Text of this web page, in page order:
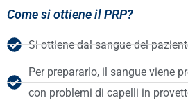
Come si ottiene il PRP?
Si ottiene dal sangue del
Per prepararlo, il sangue viene
con problemi di capelli in